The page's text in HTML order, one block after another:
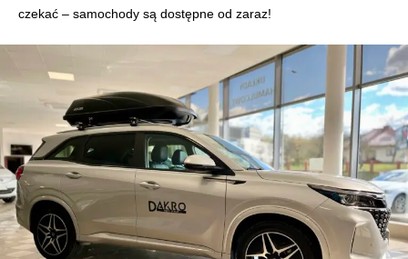
czekać – samochody są dostępne od zaraz!